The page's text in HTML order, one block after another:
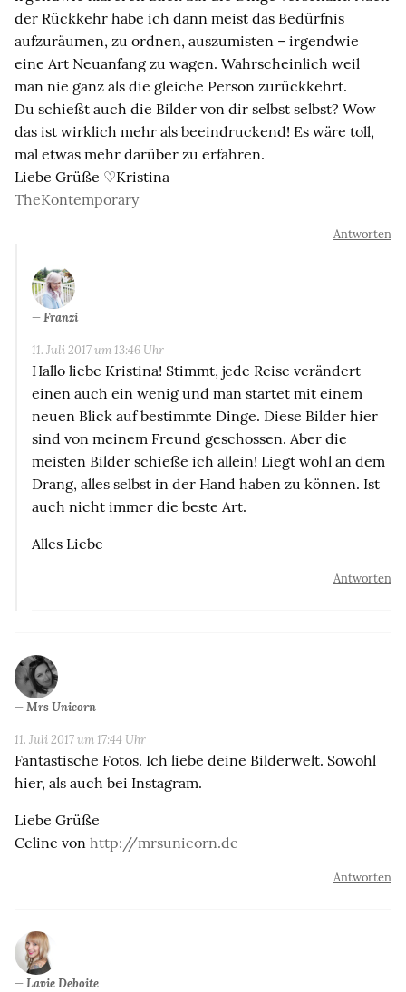
der Rückkehr habe ich dann meist das Bedürfnis
aufzuräumen, zu ordnen, auszumisten – irgendwie
eine Art Neuanfang zu wagen. Wahrscheinlich weil
man nie ganz als die gleiche Person zurückkehrt.
Du schießt auch die Bilder von dir selbst selbst? Wow
das ist wirklich mehr als beeindruckend! Es wäre toll,
mal etwas mehr darüber zu erfahren.
Liebe Grüße ♡Kristina
TheKontemporary
Antworten
Franzi
11. Juli 2017 um 13:46 Uhr
Hallo liebe Kristina! Stimmt, jede Reise verändert
einen auch ein wenig und man startet mit einem
neuen Blick auf bestimmte Dinge. Diese Bilder hier
sind von meinem Freund geschossen. Aber die
meisten Bilder schieße ich allein! Liegt wohl an dem
Drang, alles selbst in der Hand haben zu können. Ist
auch nicht immer die beste Art.
Alles Liebe
Antworten
Mrs Unicorn
11. Juli 2017 um 17:44 Uhr
Fantastische Fotos. Ich liebe deine Bilderwelt. Sowohl
hier, als auch bei Instagram.
Liebe Grüße
Celine von http://mrsunicorn.de
Antworten
Lavie Deboite